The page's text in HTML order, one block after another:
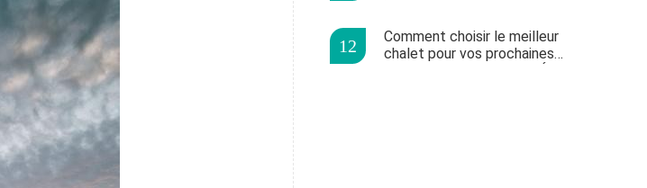
Comment choisir le meilleur
chalet pour vos prochaines